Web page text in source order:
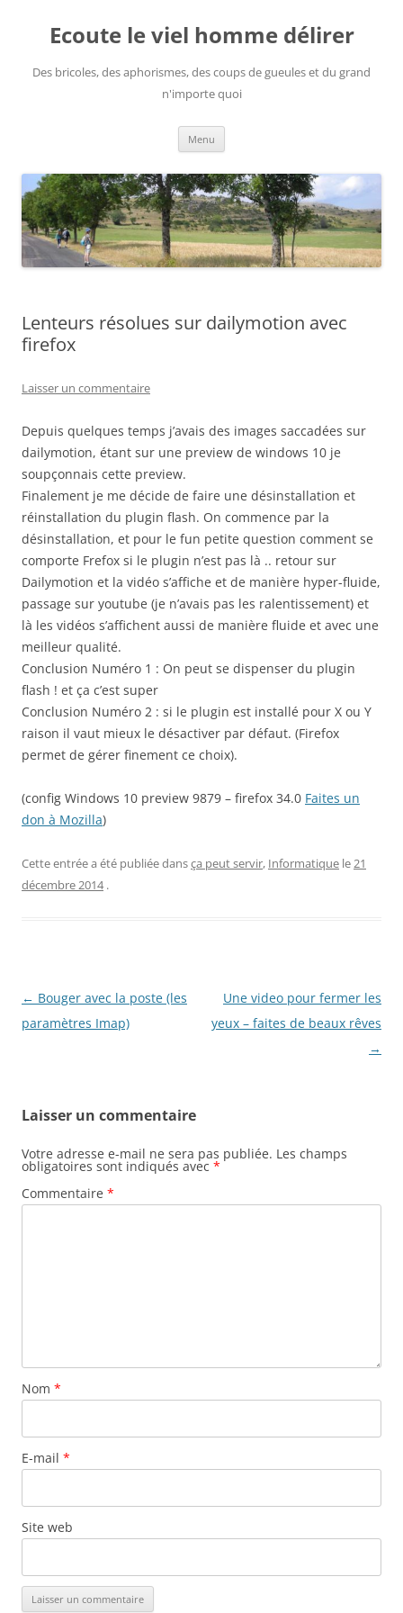
contenuEcoute le viel homme délirer
Des bricoles, des aphorismes, des coups de gueules et du grand
n'importe quoi
Menu
Lenteurs résolues sur dailymotion avec
firefox
Laisser un commentaire
Depuis quelques temps j’avais des images saccadées sur
dailymotion, étant sur une preview de windows 10 je
soupçonnais cette preview.
Finalement je me décide de faire une désinstallation et
réinstallation du plugin flash. On commence par la
désinstallation, et pour le fun petite question comment se
comporte Frefox si le plugin n’est pas là .. retour sur
Dailymotion et la vidéo s’affiche et de manière hyper-fluide,
passage sur youtube (je n’avais pas les ralentissement) et
là les vidéos s’affichent aussi de manière fluide et avec une
meilleur qualité.
Conclusion Numéro 1 : On peut se dispenser du plugin
flash ! et ça c’est super
Conclusion Numéro 2 : si le plugin est installé pour X ou Y
raison il vaut mieux le désactiver par défaut. (Firefox
permet de gérer finement ce choix).
(config Windows 10 preview 9879 – firefox 34.0 Faites un
don à Mozilla)
Cette entrée a été publiée dansça peut servir, Informatique le21
décembre 2014 .
Navigation
des
← Bouger avec la poste (les
paramètres Imap)
Une video pour fermer les
yeux – faites de beaux rêves
→
Laisser un commentaire
Votre adresse e-mail ne sera pas publiée. Les champs
obligatoires sont indiqués avec *
Commentaire *
Nom *
E-mail *
Site web